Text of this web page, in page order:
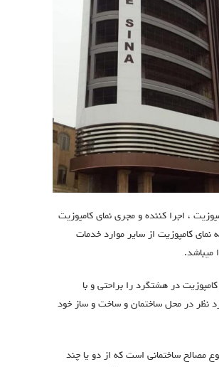
، اجرا کننده و مجری نمای کامپوزیت
نمای کامپوزیت از سایر موارد خدمات
میباشد.
در هشتگرد را براحتی و با
نظر در محل ساختمان و ساخت و ساز خود
مصالح ساختمانی است که از دو یا چند